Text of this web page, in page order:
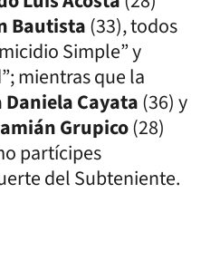
Bautista(33), todos
Simple” y
mientras que la
Cayata(36) y
Grupico(28)
partícipes
del Subteniente.